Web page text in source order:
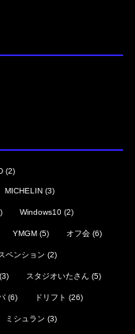
(2)
MICHELIN (3)
Windows10 (2)
YMGM (5) オフ会 (6)
ペンション (2)
(3) スタジオいたさん (5)
(6) ドリフト (26)
ミシュラン (3)